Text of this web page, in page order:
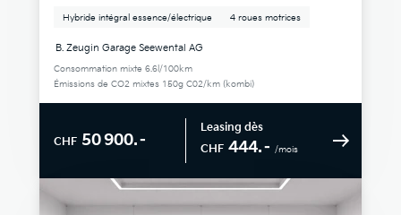
Hybride intégral essence/électrique 4 roues motrices
B. Zeugin Garage Seewental AG
Consommation mixte 6.6l/100km
Émissions de CO2 mixtes 150g C02/km (kombi)
CHF 50 900.–
Leasing dès
CHF 444.– /mois